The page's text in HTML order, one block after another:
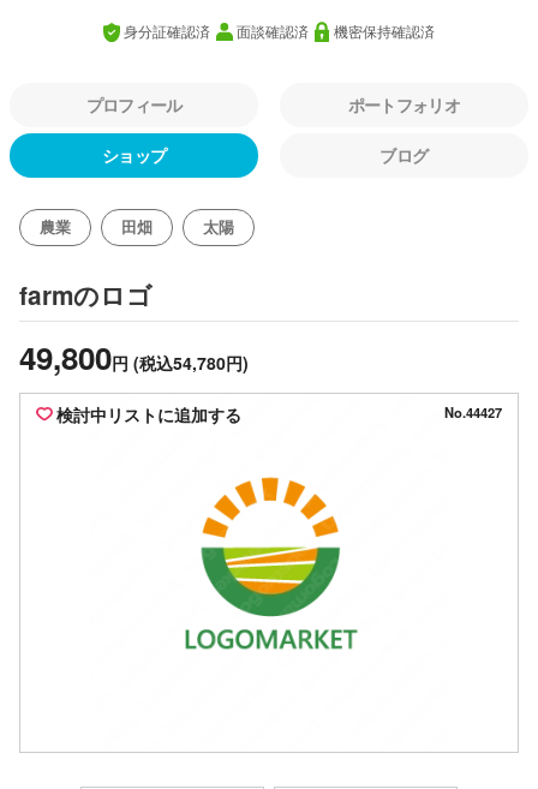
身分証確認済 面談確認済 機密保持確認済
プロフィール ポートフォリオ
ショップ ブログ
農業 田畑 太陽
farmのロゴ
49,800円 (税込54,780円)
検討中リストに追加する No.44427